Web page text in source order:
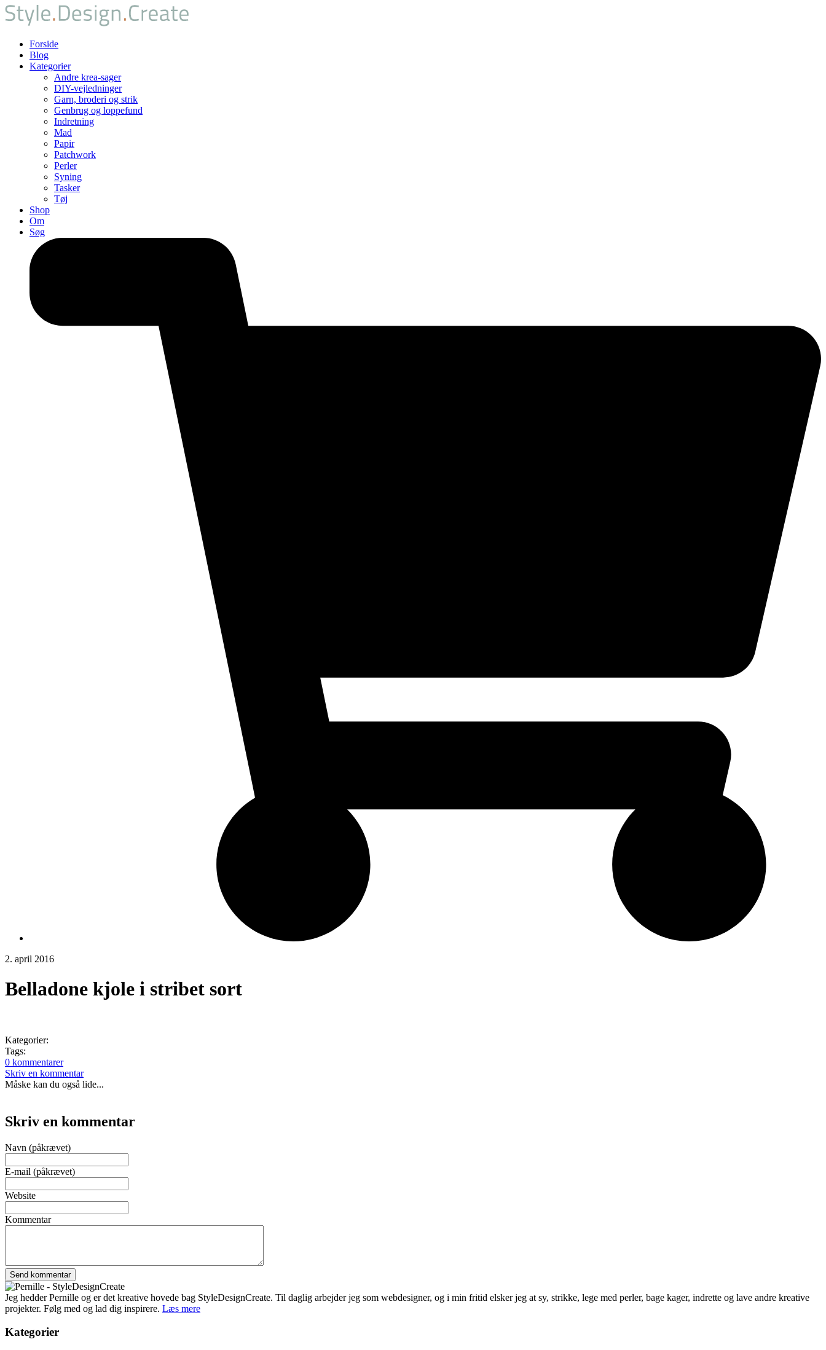
Forside
Blog
Kategorier
Andre krea-sager
DIY-vejledninger
Garn, broderi og strik
Genbrug og loppefund
Indretning
Mad
Papir
Patchwork
Perler
Syning
Tasker
Tøj
Shop
Om
Søg
2. april 2016
Belladone kjole i stribet sort
Kategorier:
Tags:
0 kommentarer
Skriv en kommentar
Måske kan du også lide...
Skriv en kommentar
Navn (påkrævet)
E-mail (påkrævet)
Website
Kommentar
Jeg hedder Pernille og er det kreative hovede bag StyleDesignCreate. Til daglig arbejder jeg som webdesigner, og i min fritid elsker jeg at sy, strikke, lege med perler, bage kager, indrette og lave andre kreative
projekter. Følg med og lad dig inspirere. Læs mere
Kategorier